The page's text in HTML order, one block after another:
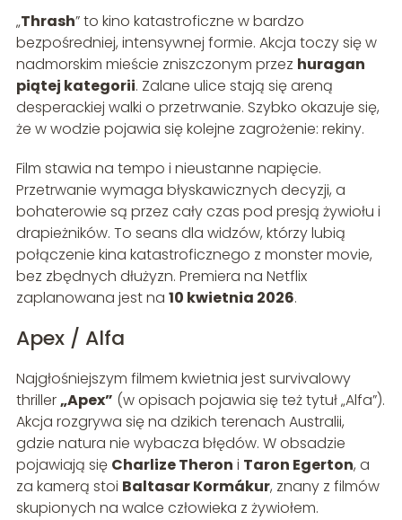
„Thrash” to kino katastroficzne w bardzo
bezpośredniej, intensywnej formie. Akcja toczy się w
nadmorskim mieście zniszczonym przez huragan
piątej kategorii. Zalane ulice stają się areną
desperackiej walki o przetrwanie. Szybko okazuje się,
że w wodzie pojawia się kolejne zagrożenie: rekiny.
Film stawia na tempo i nieustanne napięcie.
Przetrwanie wymaga błyskawicznych decyzji, a
bohaterowie są przez cały czas pod presją żywiołu i
drapieżników. To seans dla widzów, którzy lubią
połączenie kina katastroficznego z monster movie,
bez zbędnych dłużyzn. Premiera na Netflix
zaplanowana jest na 10 kwietnia 2026.
Apex / Alfa
Najgłośniejszym filmem kwietnia jest survivalowy
thriller„Apex” (w opisach pojawia się też tytuł „Alfa”).
Akcja rozgrywa się na dzikich terenach Australii,
gdzie natura nie wybacza błędów. W obsadzie
pojawiają się Charlize Theron i Taron Egerton, a
za kamerą stoi Baltasar Kormákur, znany z filmów
skupionych na walce człowieka z żywiołem.